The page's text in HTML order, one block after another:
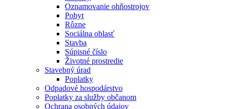
Oznamovanie ohňostrojov
Pobyt
Rôzne
Sociálna oblasť
Stavba
Súpisné číslo
Životné prostredie
Stavebný úrad
Poplatky
Odpadové hospodárstvo
Poplatky za služby občanom
Ochrana osobných údajov